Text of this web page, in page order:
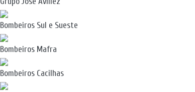
Bombeiros Sul e Sueste
Bombeiros Mafra
Bombeiros Cacilhas